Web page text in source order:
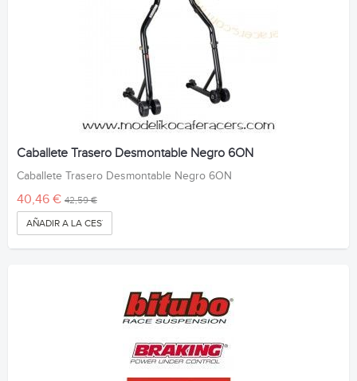
Caballete Trasero Desmontable Negro 6ON
Caballete Trasero Desmontable Negro 6ON
40,46 € 42,59 €
AÑADIR A LA CESTA